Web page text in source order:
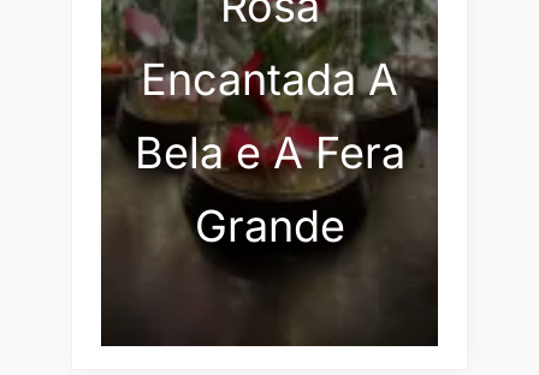
Encantada A
Bela e A Fera
Grande